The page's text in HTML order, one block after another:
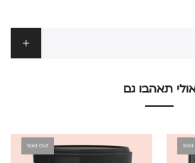
תאהבו גם
Sold
Sold Out